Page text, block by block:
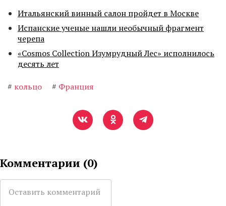
Итальянский винный салон пройдет в Москве
Испанские ученые нашли необычный фрагмент
черепа
«Cosmos Collection Изумрудный Лес» исполнилось
десять лет
# кольцо # Франция
Комментарии (0)